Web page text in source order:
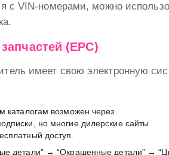
с VIN-номерами, можно
(EPС)
имеет свою электронную
каталогам возможен через
но многие дилерские сайты
доступ.
детали” → “Окрашенные детали” →